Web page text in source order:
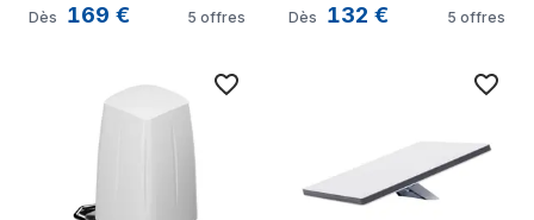
directionnelle SMA 28 dBi
Dès 169 € 5 offres
directionnelle SMA 6 dBi
Dès 132 € 5 offres